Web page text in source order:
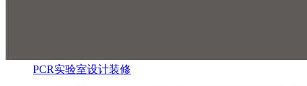
PCR实验室设计装修